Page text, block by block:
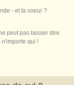
- et ta soeur ?
peut pas laisser dire
n'importe qui !